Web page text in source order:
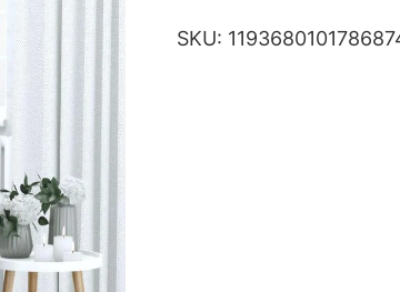
SKU: